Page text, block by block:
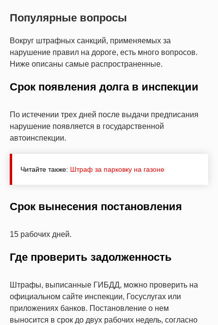
Популярные вопросы
Вокруг штрафных санкций, применяемых за
нарушение правил на дороге, есть много вопросов.
Ниже описаны самые распространенные.
Срок появления долга в инспекции
По истечении трех дней после выдачи предписания
нарушение появляется в государственной
автоинспекции.
Читайте также: Штраф за парковку на газоне
Срок вынесения постановления
15 рабочих дней.
Где проверить задолженность
Штрафы, выписанные ГИБДД, можно проверить на
официальном сайте инспекции, Госуслугах или
приложениях банков. Постановление о нем
выносится в срок до двух рабочих недель, согласно